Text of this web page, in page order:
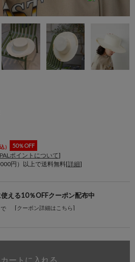
） 50％OFF
PALポイントについて]
円）以上で送料無料[詳細]
える10％OFFクーポン配布中
[クーポン詳細はこちら]